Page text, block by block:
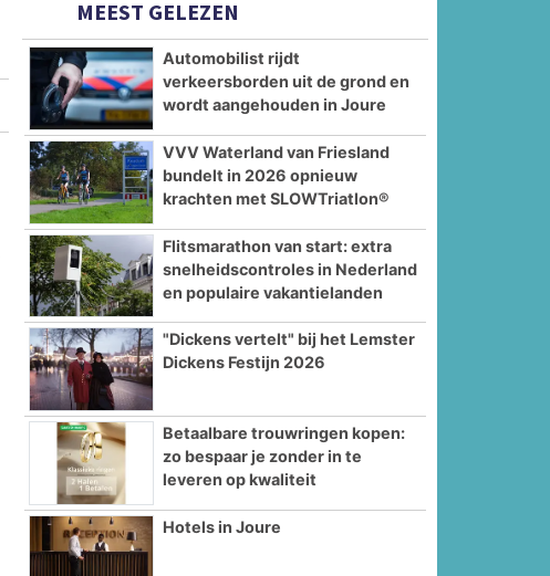
MEEST GELEZEN
Automobilist rijdt
verkeersborden uit de grond en
wordt aangehouden in Joure
VVV Waterland van Friesland
bundelt in 2026 opnieuw
krachten met SLOWTriatlon®
Flitsmarathon van start: extra
snelheidscontroles in Nederland
en populaire vakantielanden
"Dickens vertelt" bij het Lemster
Dickens Festijn 2026
Betaalbare trouwringen kopen:
zo bespaar je zonder in te
leveren op kwaliteit
Hotels in Joure